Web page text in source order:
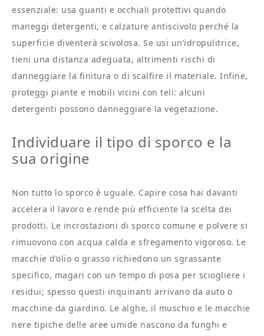
essenziale: usa guanti e occhiali protettivi quando
maneggi detergenti, e calzature antiscivolo perché la
superficie diventerà scivolosa. Se usi un’idropulitrice,
tieni una distanza adeguata, altrimenti rischi di
danneggiare la finitura o di scalfire il materiale. Infine,
proteggi piante e mobili vicini con teli: alcuni
detergenti possono danneggiare la vegetazione.
Individuare il tipo di sporco e la
sua origine
Non tutto lo sporco è uguale. Capire cosa hai davanti
accelera il lavoro e rende più efficiente la scelta dei
prodotti. Le incrostazioni di sporco comune e polvere si
rimuovono con acqua calda e sfregamento vigoroso. Le
macchie d’olio o grasso richiedono un sgrassante
specifico, magari con un tempo di posa per sciogliere i
residui; spesso questi inquinanti arrivano da auto o
macchine da giardino. Le alghe, il muschio e le macchie
nere tipiche delle aree umide nascono da funghi e